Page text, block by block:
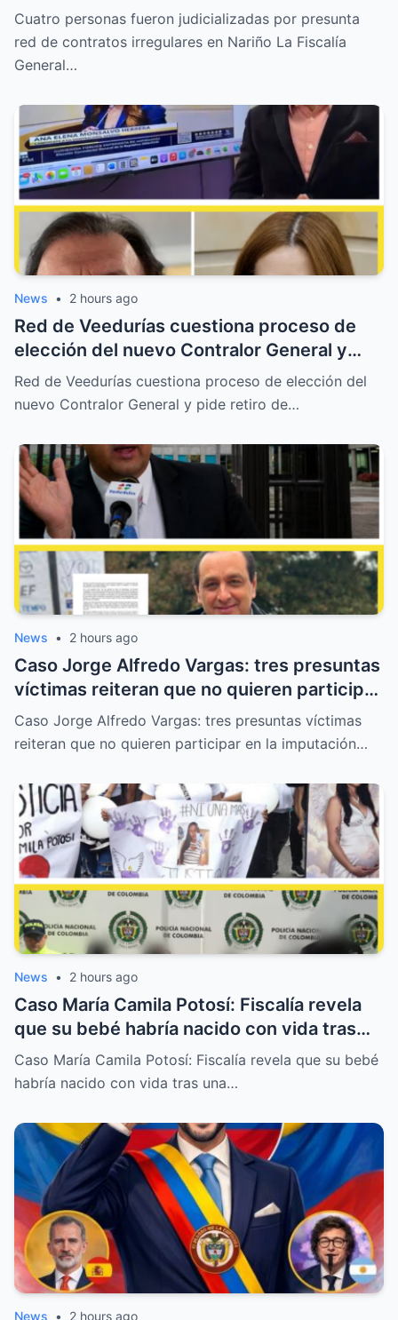
Nariño
Cuatro personas fueron judicializadas por presunta
red de contratos irregulares en Nariño La Fiscalía
General…
News • 2 hours ago
Red de Veedurías cuestiona proceso de
elección del nuevo Contralor General y
pide retiro de candidata
Red de Veedurías cuestiona proceso de elección del
nuevo Contralor General y pide retiro de…
News • 2 hours ago
Caso Jorge Alfredo Vargas: tres presuntas
víctimas reiteran que no quieren participar
en la imputación de la Fiscalía
Caso Jorge Alfredo Vargas: tres presuntas víctimas
reiteran que no quieren participar en la imputación…
News • 2 hours ago
Caso María Camila Potosí: Fiscalía revela
que su bebé habría nacido con vida tras
una cesárea artesanal durante el crimen
Caso María Camila Potosí: Fiscalía revela que su bebé
habría nacido con vida tras una…
News • 2 hours ago